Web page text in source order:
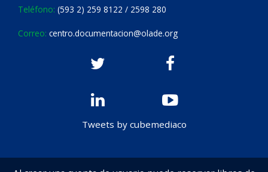
Teléfono: (593 2) 259 8122 / 2598 280
Correo: centro.documentacion@olade.org
Tweets by cubemediaco